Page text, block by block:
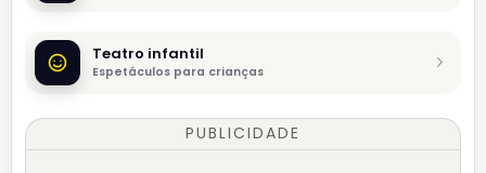
Teatro infantil
Espetáculos para crianças
PUBLICIDADE